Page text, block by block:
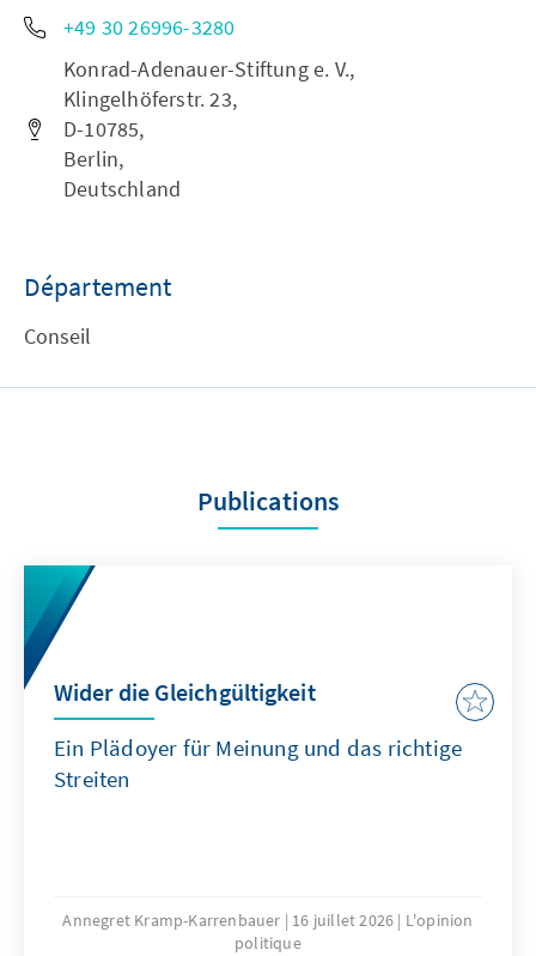
+49 30 26996-3280
Konrad-Adenauer-Stiftung e. V.,
Klingelhöferstr. 23,
D-10785,
Berlin,
Deutschland
Département
Conseil
Publications
Wider die Gleichgültigkeit
Ein Plädoyer für Meinung und das richtige
Streiten
Annegret Kramp-Karrenbauer 16 juillet 2026
L'opinion
politique